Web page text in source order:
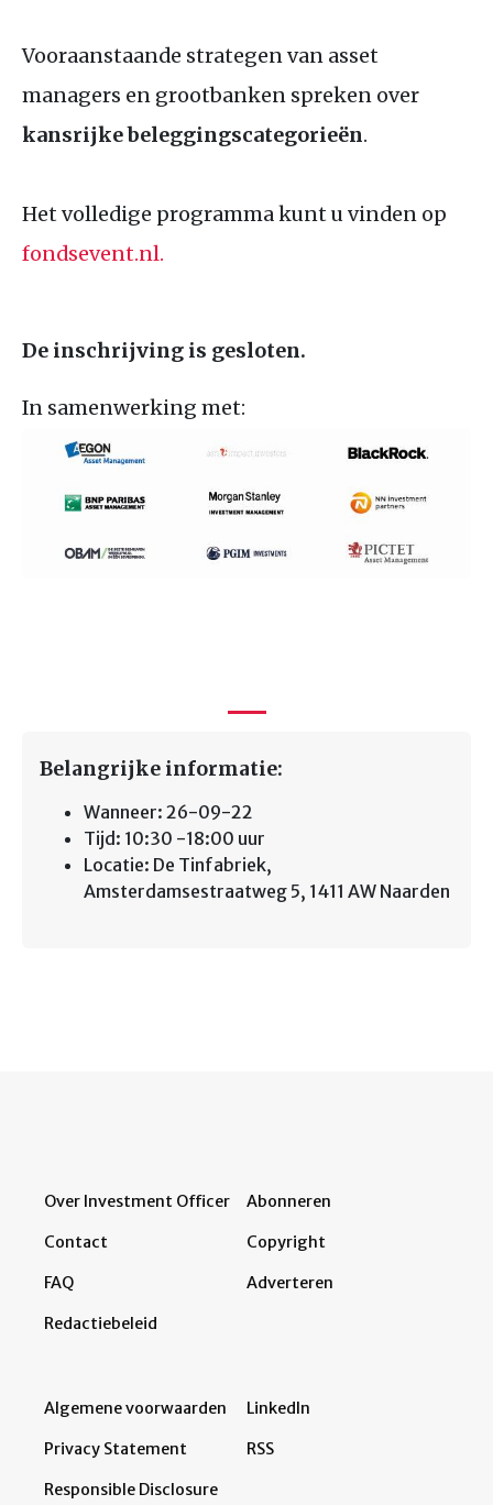
Vooraanstaande strategen van asset
managers en grootbanken spreken over
kansrijke beleggingscategorieën.
Het volledige programma kunt u vinden op
fondsevent.nl.
De inschrijving is gesloten.
In samenwerking met:
Belangrijke informatie:
Wanneer: 26-09-22
Tijd: 10:30 -18:00 uur
Locatie: De Tinfabriek,
Amsterdamsestraatweg 5, 1411 AW Naarden
Over Investment Officer
Contact
FAQ
Redactiebeleid
Abonneren
Copyright
Adverteren
Algemene voorwaarden
Privacy Statement
Responsible Disclosure
LinkedIn
RSS